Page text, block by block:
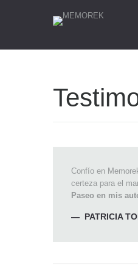
Confío en
certeza para el
Paseo en mis
PATRICIA